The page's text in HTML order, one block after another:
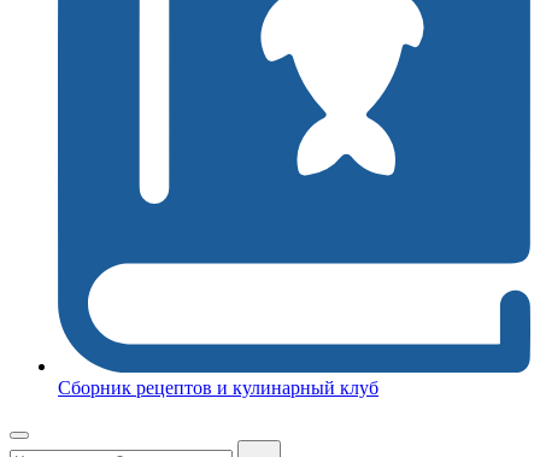
Сборник рецептов и кулинарный клуб